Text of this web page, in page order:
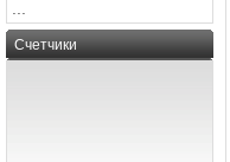
Счетчики